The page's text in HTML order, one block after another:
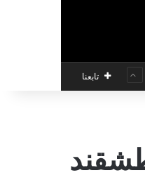
تابعنا